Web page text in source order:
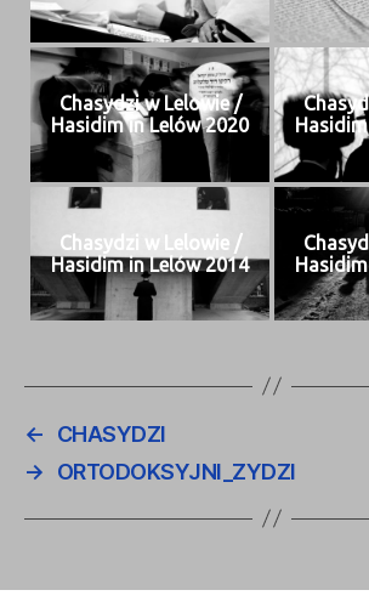
Chasy­dzi w Lelowie /
Hasidim in Lelów 2020
Chasy­dzi w Lelowie /
Hasidim in Lelów 2014
←
CHASYDZI
→
ORTODOKSYJNI_ZYDZI